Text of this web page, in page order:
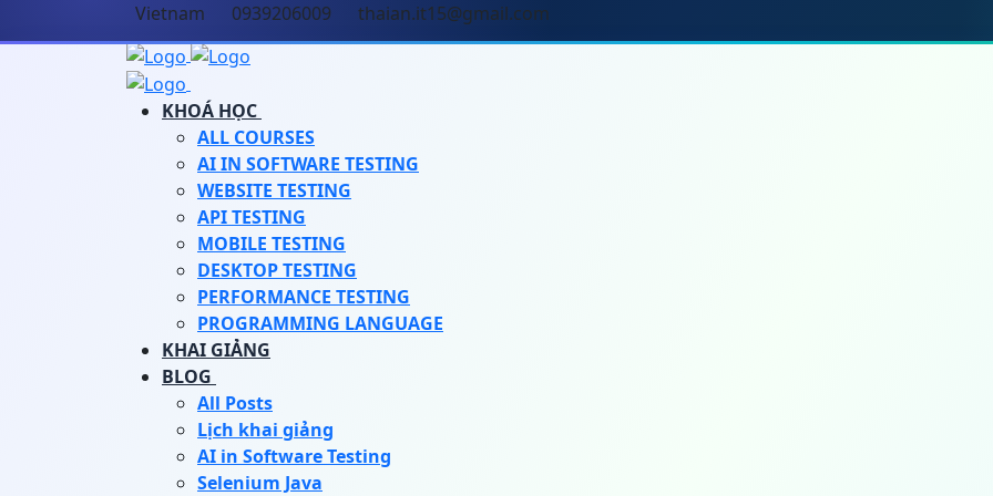
Vietnam 0939206009 thaian.it15@gmail.com
KHOÁ HỌC
ALL COURSES
AI IN SOFTWARE TESTING
WEBSITE TESTING
API TESTING
MOBILE TESTING
DESKTOP TESTING
PERFORMANCE TESTING
PROGRAMMING LANGUAGE
KHAI GIẢNG
BLOG
All Posts
Lịch khai giảng
AI in Software Testing
Selenium Java